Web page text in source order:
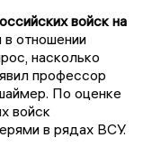
войск на
в отношении
насколько
профессор
По оценке
войск
в рядах ВСУ.